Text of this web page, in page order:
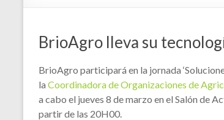
BrioAgro lleva su
BrioAgro participará en la jornada
la Coordinadora de Organizaciones de
a cabo el jueves 8 de marzo en el Salón de
partir de las 20H00.